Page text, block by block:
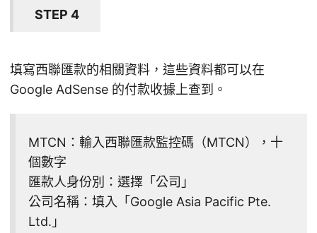
STEP 4
填寫西聯匯款的相關資料，這些資料都可以在
Google AdSense 的付款收據上查到。
MTCN：輸入西聯匯款監控碼（MTCN），十
個數字
匯款人身份別：選擇「公司」
公司名稱：填入「Google Asia Pacific Pte.
Ltd.」